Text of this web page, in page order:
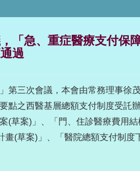
「急、重症醫療支付保
過
第三次會議，本會由常務理事徐
點之西醫基層總額支付制度受託
(草案)」、「門、住診醫療費用結
(草案)」、「醫院總額支付制度